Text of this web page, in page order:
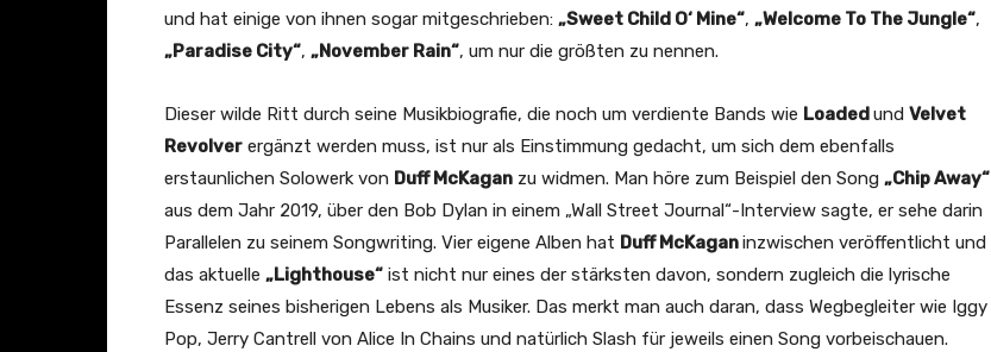
und hat einige von ihnen sogar mitgeschrieben: „Sweet Child O‘ Mine“, „Welcome To The Jungle“,
„Paradise City“, „November Rain“, um nur die größten zu nennen.
Dieser wilde Ritt durch seine Musikbiografie, die noch um verdiente Bands wie Loadedund Velvet
Revolver ergänzt werden muss, ist nur als Einstimmung gedacht, um sich dem ebenfalls
erstaunlichen Solowerk von Duff McKagan zu widmen. Man höre zum Beispiel den Song „Chip Away“
aus dem Jahr 2019, über den Bob Dylan in einem „Wall Street Journal“-Interview sagte, er sehe darin
Parallelen zu seinem Songwriting. Vier eigene Alben hat Duff McKaganinzwischen veröffentlicht und
das aktuelle „Lighthouse“ ist nicht nur eines der stärksten davon, sondern zugleich die lyrische
Essenz seines bisherigen Lebens als Musiker. Das merkt man auch daran, dass Wegbegleiter wie Iggy
Pop, Jerry Cantrell von Alice In Chains und natürlich Slash für jeweils einen Song vorbeischauen.